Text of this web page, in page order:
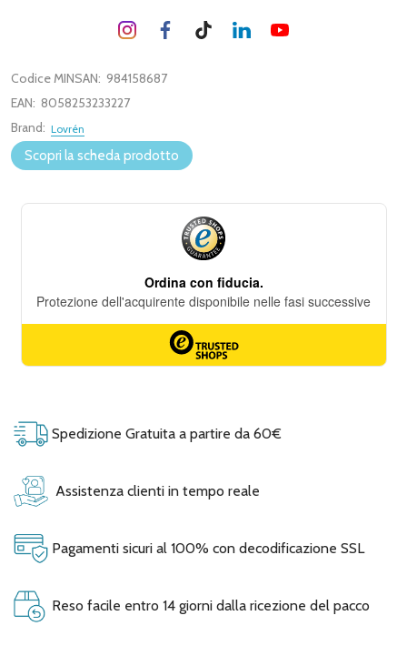
Codice MINSAN: 984158687
EAN: 8058253233227
Brand: Lovrén
Scopri la scheda prodotto
Spedizione Gratuita a partire da 60€
Assistenza clienti in tempo reale
Pagamenti sicuri al 100% con decodificazione SSL
Reso facile entro 14 giorni dalla ricezione del pacco